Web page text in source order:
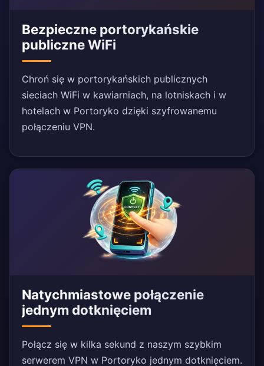
Bezpieczne portorykańskie
publiczne WiFi
Chroń się w portorykańskich publicznych
sieciach WiFi w kawiarniach, na lotniskach i w
hotelach w Portoryko dzięki szyfrowanemu
połączeniu VPN.
Natychmiastowe połączenie
jednym dotknięciem
Połącz się w kilka sekund z naszym szybkim
serwerem VPN w Portoryko jednym dotknięciem.